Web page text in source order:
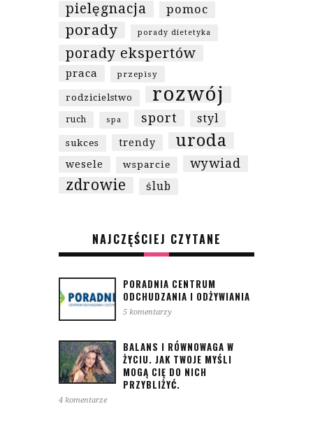
pielęgnacja pomoc
porady porady dietetyka
porady ekspertów
praca przepisy
rodzicielstwo rozwój
ruch spa sport styl
sukces trendy uroda
wesele wsparcie wywiad
zdrowie ślub
NAJCZĘŚCIEJ CZYTANE
PORADNIA CENTRUM
ODCHUDZANIA I ODŻYWIANIA
5 komentarzy
BALANS I RÓWNOWAGA W
ŻYCIU. JAK TWOJE MYŚLI
MOGĄ CIĘ DO NICH
PRZYBLIŻYĆ.
4 komentarze